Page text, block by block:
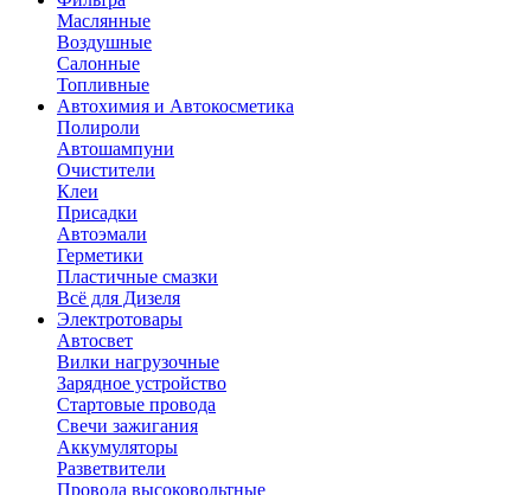
Маслянные
Воздушные
Салонные
Топливные
Автохимия и Автокосметика
Полироли
Автошампуни
Очистители
Клеи
Присадки
Автоэмали
Герметики
Пластичные смазки
Всё для Дизеля
Электротовары
Автосвет
Вилки нагрузочные
Зарядное устройство
Стартовые провода
Свечи зажигания
Аккумуляторы
Разветвители
Провода высоковольтные